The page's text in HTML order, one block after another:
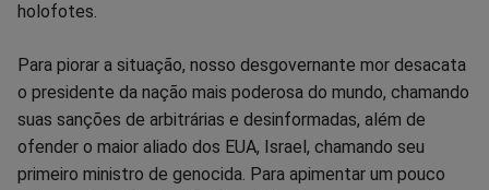
holofotes.
Para piorar a situação, nosso desgovernante mor desacata
o presidente da nação mais poderosa do mundo, chamando
suas sanções de arbitrárias e desinformadas, além de
ofender o maior aliado dos EUA, Israel, chamando seu
primeiro ministro de genocida. Para apimentar um pouco